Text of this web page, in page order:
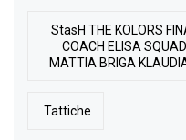
StasH THE KOLORS
COACH ELISA
MATTIA BRIGA
Tattiche